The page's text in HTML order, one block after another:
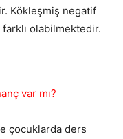
Kökleşmiş negatif
olabilmektedir.
var mı?
çocuklarda ders